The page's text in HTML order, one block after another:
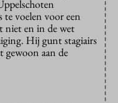
te voelen voor een
niet en in de wet
Hij gunt stagiairs
gewoon aan de